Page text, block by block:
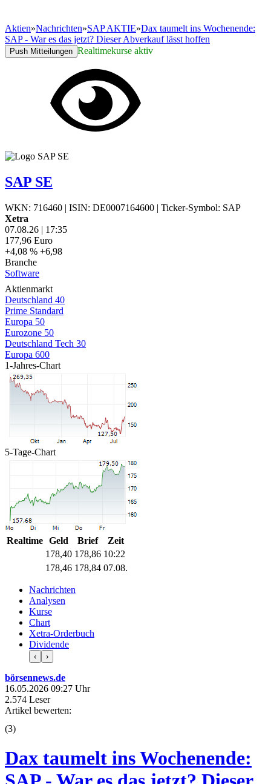
Aktien»Nachrichten»SAP AKTIE»Dax taumelt ins Wochenende:
SAP - War es das jetzt? Dieser Abverkauf lässt hoffen
Push Mitteilungen Realtimekurse aktiv
SAP SE
WKN: 716460 | ISIN: DE0007164600 | Ticker-Symbol: SAP
Xetra
07.08.26 | 17:35
177,96 Euro
+4,08 % +6,98
Branche
Software
Aktienmarkt
Deutschland 40
Prime Standard
Europa 50
Eurozone 50
Deutschland Tech 30
Europa 600
1-Jahres-Chart
5-Tage-Chart
Realtime Geld Brief
Zeit
178,40 178,86 10:22
178,46 178,84 07.08.
Nachrichten
Analysen
Kurse
Chart
Xetra-Orderbuch
Dividende
‹ ›
börsennews.de
16.05.2026 09:27 Uhr
2.574 Leser
Artikel bewerten:
(3)
Dax taumelt ins Wochenende: